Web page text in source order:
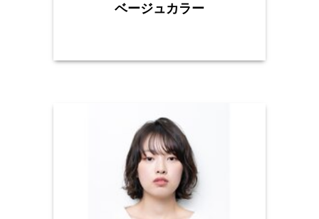
ベージュカラー